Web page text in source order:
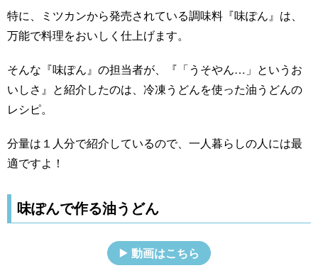
特に、ミツカンから発売されている調味料『味ぽん』は、
万能で料理をおいしく仕上げます。
そんな『味ぽん』の担当者が、『「うそやん…」というお
いしさ』と紹介したのは、冷凍うどんを使った油うどんの
レシピ。
分量は１人分で紹介しているので、一人暮らしの人には最
適ですよ！
味ぽんで作る油うどん
動画はこちら